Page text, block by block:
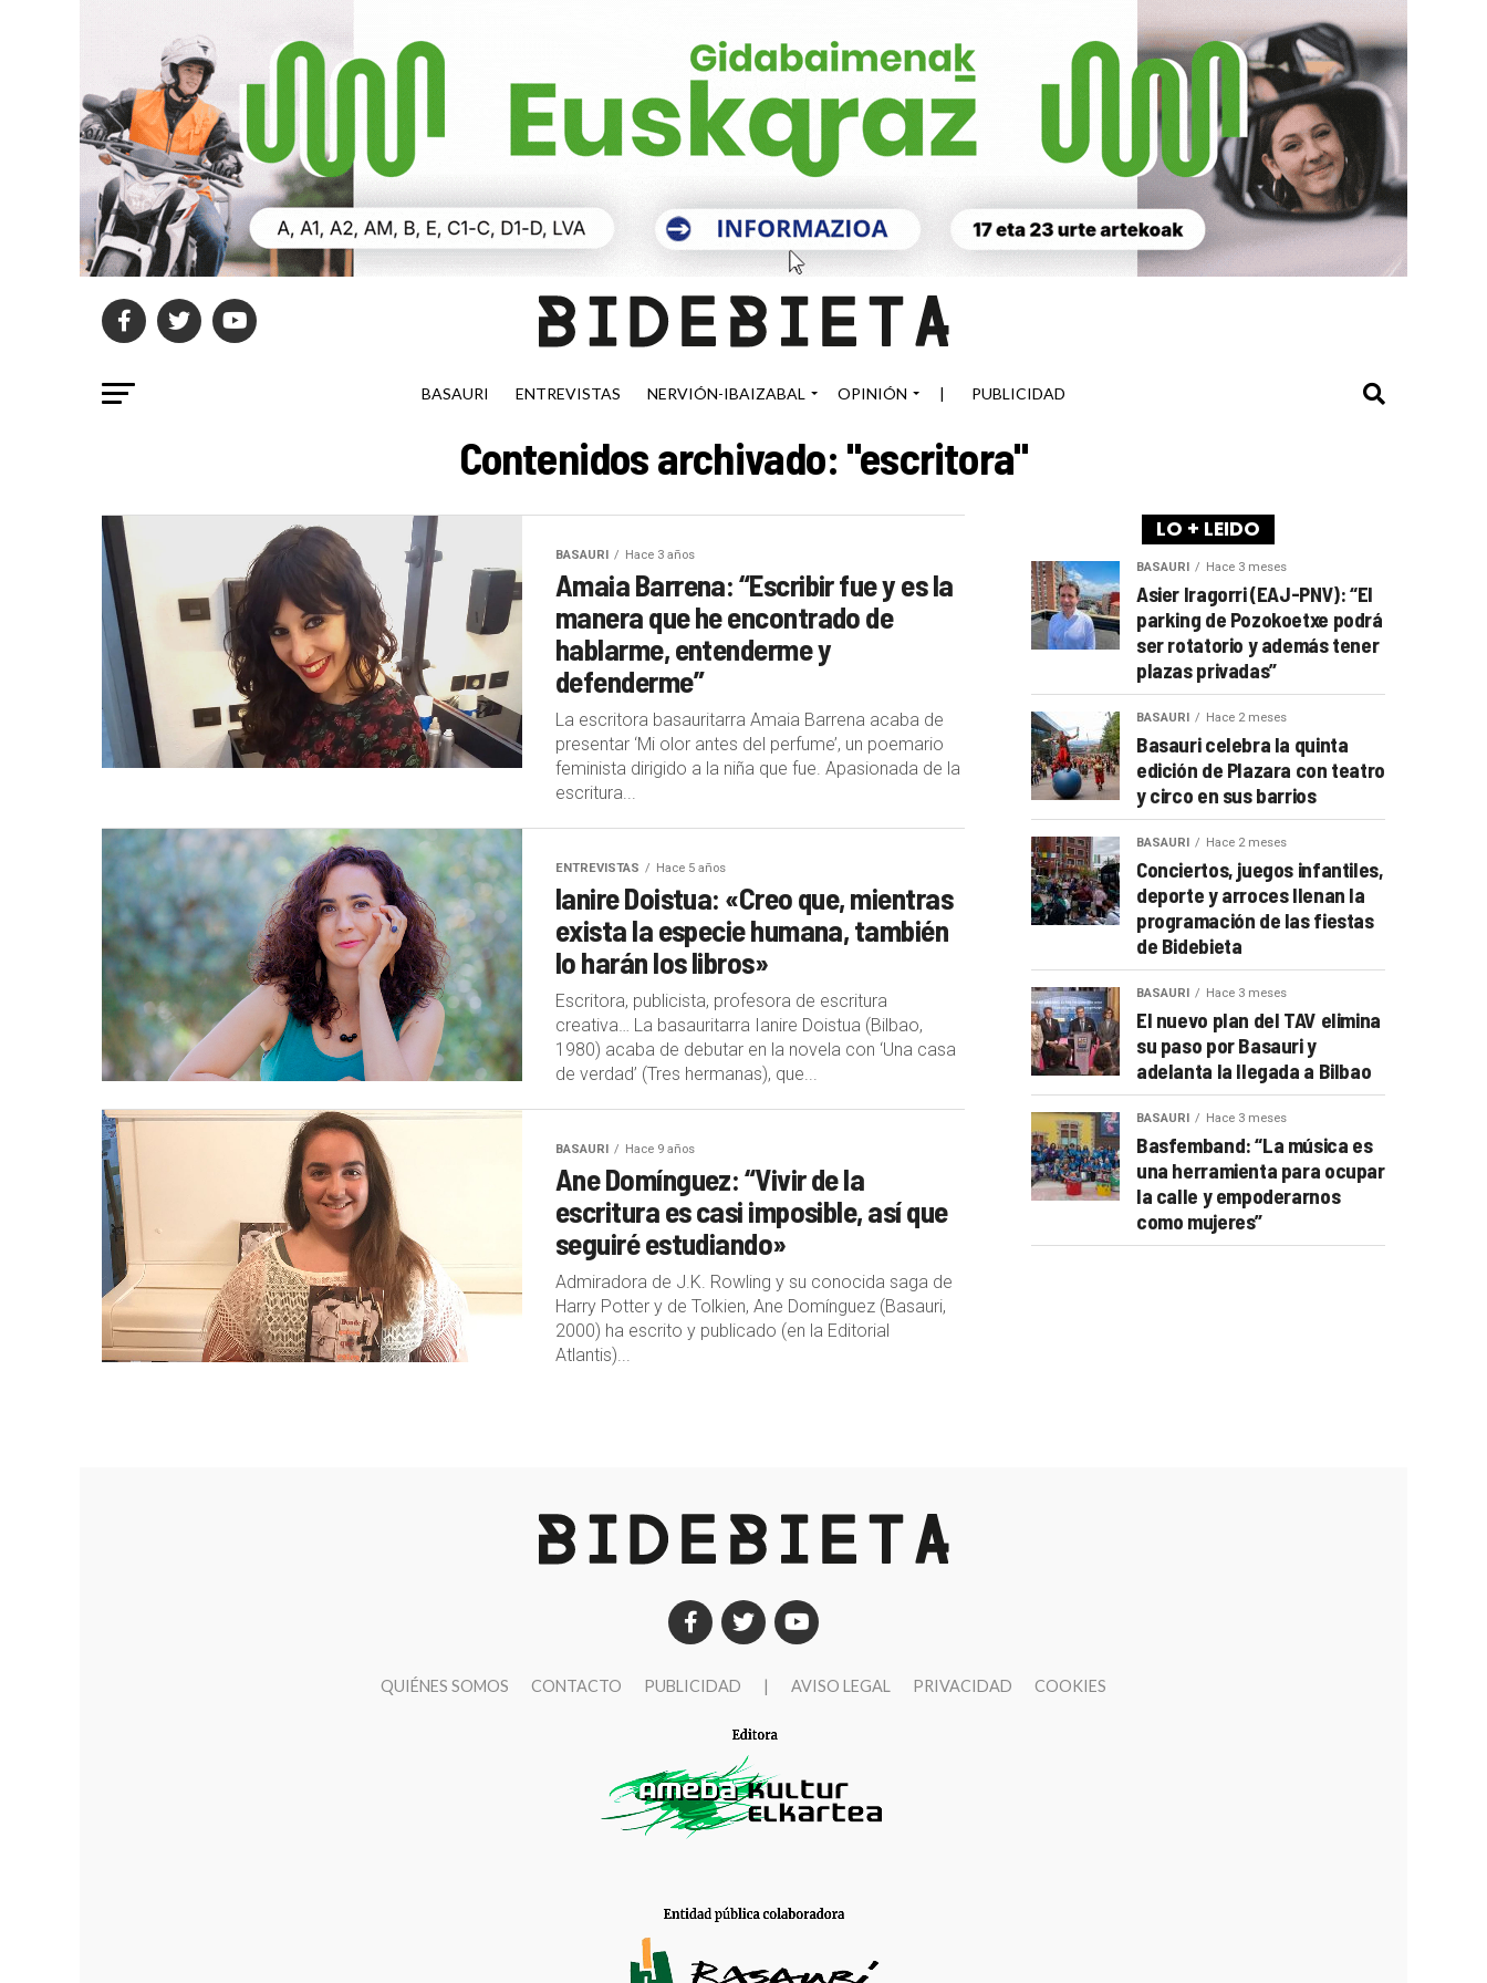
BASAURI ENTREVISTAS NERVIÓN-IBAIZABAL OPINIÓN | PUBLICIDAD
Contenidos archivado: "escritora"
BASAURI Hace 3 años
Amaia Barrena: “Escribir fue y es la
manera que he encontrado de
hablarme, entenderme y
defenderme”
La escritora basauritarra Amaia Barrena acaba de
presentar ‘Mi olor antes del perfume’, un poemario
feminista dirigido a la niña que fue. Apasionada de la
escritura...
ENTREVISTAS Hace 5 años
Ianire Doistua: «Creo que, mientras
exista la especie humana, también
lo harán los libros»
Escritora, publicista, profesora de escritura
creativa… La basauritarra Ianire Doistua (Bilbao,
1980) acaba de debutar en la novela con ‘Una casa
de verdad’ (Tres hermanas), que...
BASAURI Hace 9 años
Ane Domínguez: “Vivir de la
escritura es casi imposible, así que
seguiré estudiando»
Admiradora de J.K. Rowling y su conocida saga de
Harry Potter y de Tolkien, Ane Domínguez (Basauri,
2000) ha escrito y publicado (en la Editorial
Atlantis)...
LO + LEIDO
BASAURI Hace 3 meses
Asier Iragorri (EAJ-PNV): “El
parking de Pozokoetxe podrá
ser rotatorio y además tener
plazas privadas”
BASAURI Hace 2 meses
Basauri celebra la quinta
edición de Plazara con teatro
y circo en sus barrios
BASAURI Hace 2 meses
Conciertos, juegos infantiles,
deporte y arroces llenan la
programación de las fiestas
de Bidebieta
BASAURI Hace 3 meses
El nuevo plan del TAV elimina
su paso por Basauri y
adelanta la llegada a Bilbao
BASAURI Hace 3 meses
Basfemband: “La música es
una herramienta para ocupar
la calle y empoderarnos
como mujeres”
QUIÉNES SOMOS CONTACTO PUBLICIDAD | AVISO LEGAL PRIVACIDAD COOKIES